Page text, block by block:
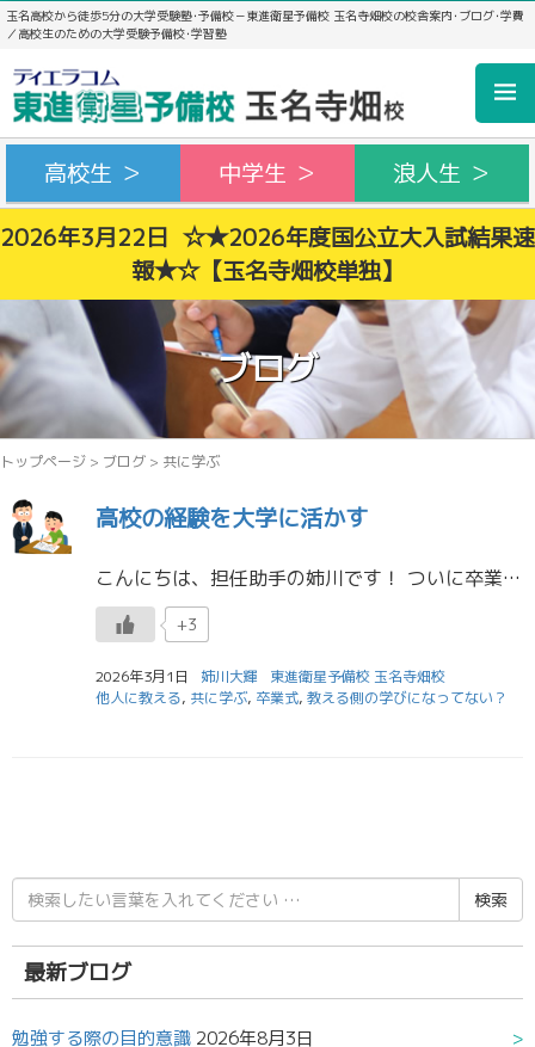
玉名高校から徒歩5分の大学受験塾･予備校－東進衛星予備校 玉名寺畑校の校舎案内･ブログ･学費
／高校生のための大学受験予備校･学習塾
高校生 ＞ 中学生 ＞ 浪人生 ＞
2026年3月22日 ☆★2026年度国公立大入試結果速
報★☆【玉名寺畑校単独】
ブログ
トップページ > ブログ > 共に学ぶ
高校の経験を大学に活かす
こんにちは、担任助手の姉川です！ ついに卒業式ですね... 3年生の皆さん、ご卒業おめでとうございます！ まだ進路が確定していない人も多いですが、最後まで本当によく頑張ったと思います！ 新3年生もあっという間に試験当日、 […]
+3
2026年3月1日 姉川大輝
東進衛星予備校 玉名寺畑校
他人に教える, 共に学ぶ, 卒業式, 教える側の学びになってない？
検
索
結
果:
最新ブログ
勉強する際の目的意識 2026年8月3日